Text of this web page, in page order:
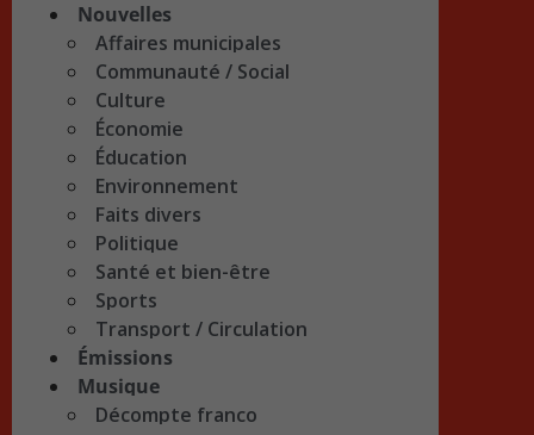
Nouvelles
Affaires municipales
Communauté / Social
Culture
Économie
Éducation
Environnement
Faits divers
Politique
Santé et bien-être
Sports
Transport / Circulation
Émissions
Musique
Décompte franco